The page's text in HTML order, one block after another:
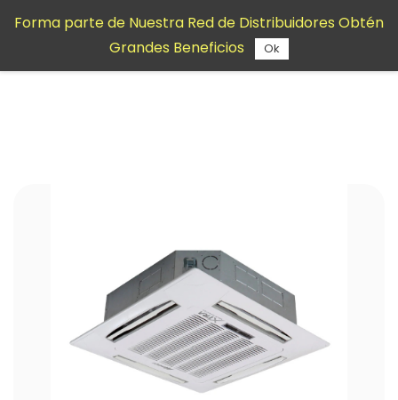
contenido
Forma parte de Nuestra Red de Distribuidores Obtén
Grandes Beneficios
Ok